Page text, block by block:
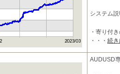
システム
・寄り付
・・・ 続
AUDUSD